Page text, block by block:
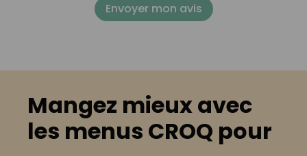
Envoyer mon avis
Mangez mieux avec
les menus CROQ pour